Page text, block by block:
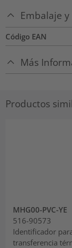
Embalaje y
Código EAN
Más
Productos
MHG00-PVC-YE
516-90573
Identificador
transferencia